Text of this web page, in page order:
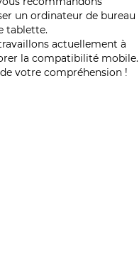
un ordinateur de bureau
tablette.
actuellement à
la compatibilité mobile.
votre compréhension !